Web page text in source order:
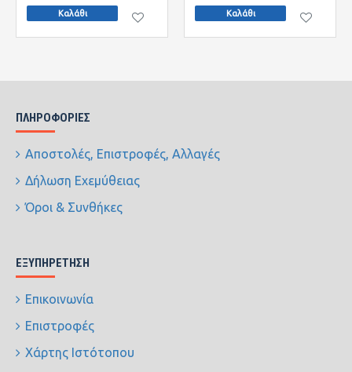
Καλάθι Καλάθι
ΠΛΗΡΟΦΟΡΊΕΣ
Αποστολές, Επιστροφές, Αλλαγές
Δήλωση Εχεμύθειας
Όροι & Συνθήκες
ΕΞΥΠΗΡΈΤΗΣΗ
Επικοινωνία
Επιστροφές
Χάρτης Ιστότοπου